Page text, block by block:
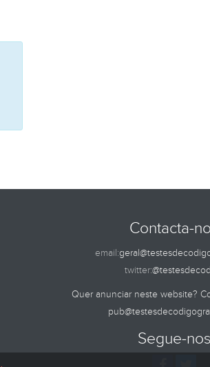
Contacta-
email:
twitter:
Quer anunciar neste website?
Segue-nos